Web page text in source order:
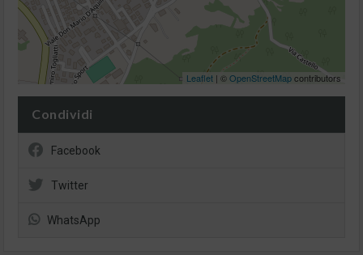
Leaflet | ©OpenStreetMapcontributors
Condividi
Facebook
Twitter
WhatsApp